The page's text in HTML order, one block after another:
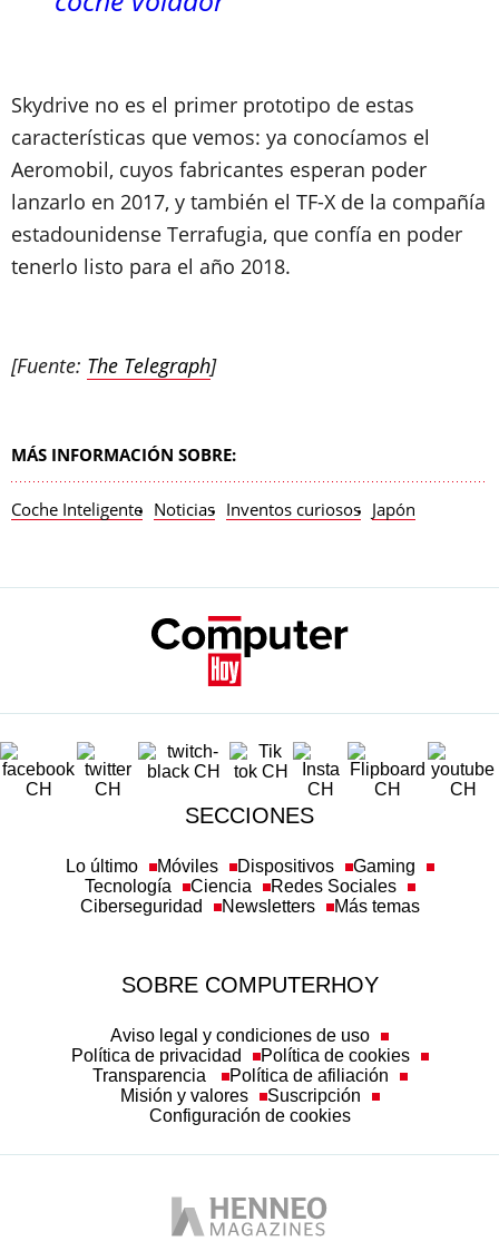
Skydrive no es el primer prototipo de estas
características que vemos: ya conocíamos el
Aeromobil, cuyos fabricantes esperan poder
lanzarlo en 2017, y también el TF-X de la compañía
estadounidense Terrafugia, que confía en poder
tenerlo listo para el año 2018.
[Fuente: The Telegraph]
MÁS INFORMACIÓN SOBRE:
Coche Inteligente Noticias Inventos curiosos Japón
SECCIONES
Tecnología
Ciencia
Redes Sociales
Ciberseguridad
Newsletters Más temas
Política de privacidad
Política de cookies
Transparencia
Política de afiliación
Misión y valores
Suscripción
Configuración de cookies